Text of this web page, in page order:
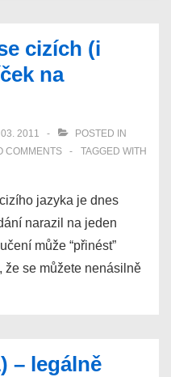
cizích (i
na
2011
POSTED IN
COMMENTS
TAGGED WITH
jazyka je dnes
narazil na jeden
může “přinést”
že se můžete nenásilně
– legálně